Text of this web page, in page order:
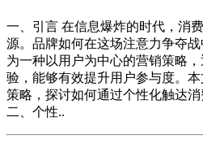
一、引言 在信息爆炸的时代，消
源。品牌如何在这场注意力争夺
为一种以用户为中心的营销策略
验，能够有效提升用户参与度。
策略，探讨如何通过个性化触达消
二、个性..